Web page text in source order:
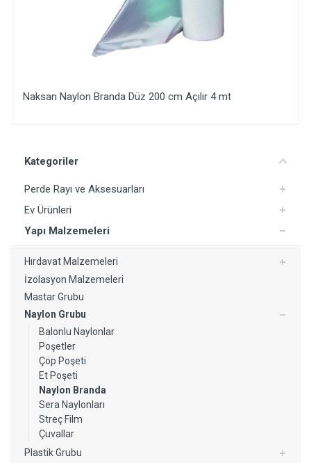
Kategoriler
Perde Rayı ve Aksesuarları
Ev Ürünleri
Yapı Malzemeleri
Hırdavat Malzemeleri
İzolasyon Malzemeleri
Mastar Grubu
Naylon Grubu
Balonlu Naylonlar
Poşetler
Çöp Poşeti
Et Poşeti
Naylon Branda
Sera Naylonları
Streç Film
Çuvallar
Plastik Grubu
Naksan Naylon Branda Düz 200 cm Açılır 4 mt